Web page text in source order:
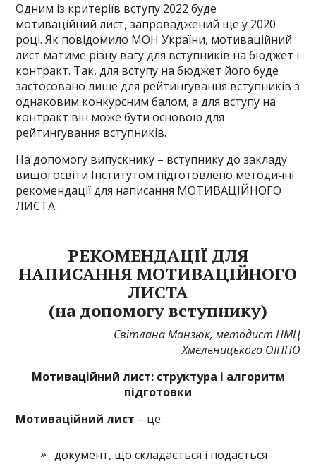
Одним із критеріїв вступу 2022 буде
мотиваційний лист, запроваджений ще у 2020
році. Як повідомило МОН України, мотиваційний
лист матиме різну вагу для вступників на бюджет і
контракт. Так, для вступу на бюджет його буде
застосовано лише для рейтингування вступників з
однаковим конкурсним балом, а для вступу на
контракт він може бути основою для
рейтингування вступників.
На допомогу випускнику – вступнику до закладу
вищої освіти Інститутом підготовлено методичні
рекомендації для написання МОТИВАЦІЙНОГО
ЛИСТА.
РЕКОМЕНДАЦІЇ ДЛЯ
НАПИСАННЯ МОТИВАЦІЙНОГО
ЛИСТА
(на допомогу вступнику)
Світлана Манзюк, методист НМЦ
Хмельницького ОІППО
Мотиваційний лист: структура і алгоритм
підготовки
Мотиваційний лист – це:
документ, що складається і подається